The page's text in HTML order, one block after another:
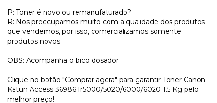
P: Toner é novo ou remanufaturado?
R: Nos preocupamos muito com a qualidade dos produtos
que vendemos, por isso, comercializamos somente
produtos novos
OBS: Acompanha o bico dosador
Clique no botão "Comprar agora" para garantir Toner Canon
Katun Access 36986 Ir5000/5020/6000/6020 1.5 Kg pelo
melhor preço!